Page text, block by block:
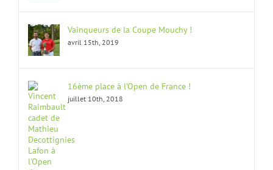
Vainqueurs de la Coupe Mouchy !
avril 15th, 2019
16ème place à l’Open de France !
juillet 10th, 2018